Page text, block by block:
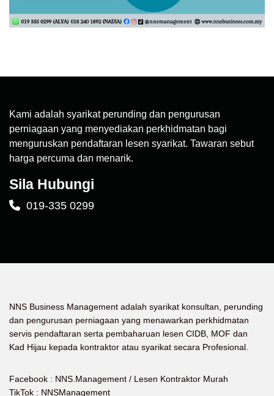
Kami adalah syarikat perunding dan pengurusan
perniagaan yang menyediakan perkhidmatan bagi
menguruskan pendaftaran lesen syarikat. Tawaran sebut
harga percuma dan menarik.
Sila Hubungi
019-335 0299
NNS Business Management adalah syarikat konsultan, perunding
dan pengurusan perniagaan yang menawarkan perkhidmatan
servis pendaftaran serta pembaharuan lesen CIDB, MOF dan
Kad Hijau kepada kontraktor atau syarikat secara Profesional.
Facebook : NNS.Management / Lesen Kontraktor Murah
TikTok : NNSManagement